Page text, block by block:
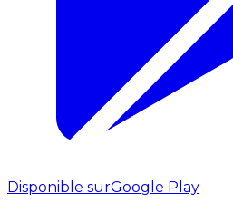
Disponible surGoogle Play